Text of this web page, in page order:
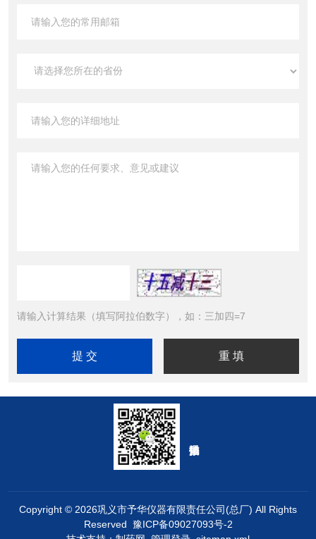
请输入计算结果（填写阿拉伯数字），如：三加四=7
Copyright © 2026巩义市予华仪器有限责任公司(总厂) All Rights
Reserved 豫ICP备09027093号-2